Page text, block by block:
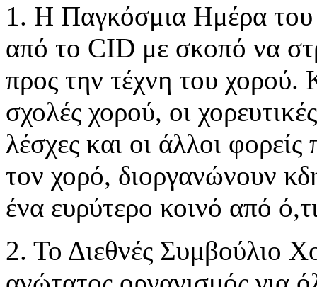
1. Η Παγκόσμια Ημέρα
από το CID με σκοπό να
προς την τέχνη του χορού.
σχολές χορού, οι
λέσχες και οι άλλοι
τον χορό, διοργανώνουν
ένα ευρύτερο κοινό από
2. Το Διεθνές Συμβούλιο